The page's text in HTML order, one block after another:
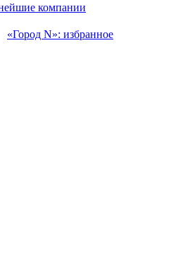
компании
«Город N»: избранное